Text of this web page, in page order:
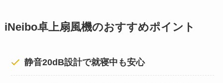
iNeibo卓上扇風機のおすすめポイント
静音20dB設計で就寝中も安心